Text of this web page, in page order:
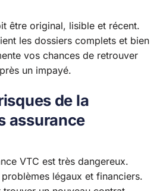
être original, lisible et récent.
les dossiers complets et bien
vos chances de retrouver
un impayé.
de la
assurance
VTC est très dangereux.
légaux et financiers.